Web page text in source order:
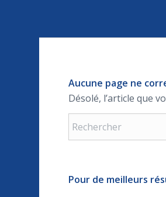
Aucune page ne
Désolé, l’article que
Pour de meilleurs